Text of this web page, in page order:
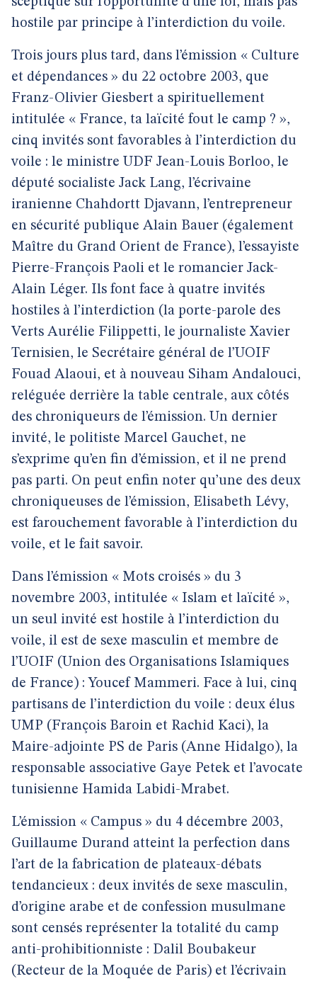
hostile par principe à l’interdiction du voile.
Trois jours plus tard, dans l’émission « Culture
et dépendances » du 22 octobre 2003, que
Franz-Olivier Giesbert a spirituellement
intitulée « France, ta laïcité fout le camp ? »,
cinq invités sont favorables à l’interdiction du
voile : le ministre UDF Jean-Louis Borloo, le
député socialiste Jack Lang, l’écrivaine
iranienne Chahdortt Djavann, l’entrepreneur
en sécurité publique Alain Bauer (également
Maître du Grand Orient de France), l’essayiste
Pierre-François Paoli et le romancier Jack-
Alain Léger. Ils font face à quatre invités
hostiles à l’interdiction (la porte-parole des
Verts Aurélie Filippetti, le journaliste Xavier
Ternisien, le Secrétaire général de l’UOIF
Fouad Alaoui, et à nouveau Siham Andalouci,
reléguée derrière la table centrale, aux côtés
des chroniqueurs de l’émission. Un dernier
invité, le politiste Marcel Gauchet, ne
s’exprime qu’en fin d’émission, et il ne prend
pas parti. On peut enfin noter qu’une des deux
chroniqueuses de l’émission, Elisabeth Lévy,
est farouchement favorable à l’interdiction du
voile, et le fait savoir.
Dans l’émission « Mots croisés » du 3
novembre 2003, intitulée « Islam et laïcité »,
un seul invité est hostile à l’interdiction du
voile, il est de sexe masculin et membre de
l’UOIF (Union des Organisations Islamiques
de France) : Youcef Mammeri. Face à lui, cinq
partisans de l’interdiction du voile : deux élus
UMP (François Baroin et Rachid Kaci), la
Maire-adjointe PS de Paris (Anne Hidalgo), la
responsable associative Gaye Petek et l’avocate
tunisienne Hamida Labidi-Mrabet.
L’émission « Campus » du 4 décembre 2003,
Guillaume Durand atteint la perfection dans
l’art de la fabrication de plateaux-débats
tendancieux : deux invités de sexe masculin,
d’origine arabe et de confession musulmane
sont censés représenter la totalité du camp
anti-prohibitionniste : Dalil Boubakeur
(Recteur de la Moquée de Paris) et l’écrivain